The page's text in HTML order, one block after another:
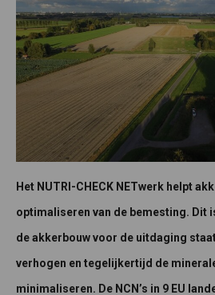
Het NUTRI-CHECK NETwerk helpt
optimaliseren van de bemesting. Dit
de akkerbouw voor de uitdaging
verhogen en tegelijkertijd de
minimaliseren. De NCN’s in 9 EU